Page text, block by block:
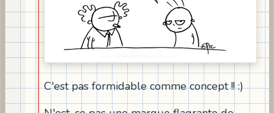
C'est pas formidable comme concept !! :)